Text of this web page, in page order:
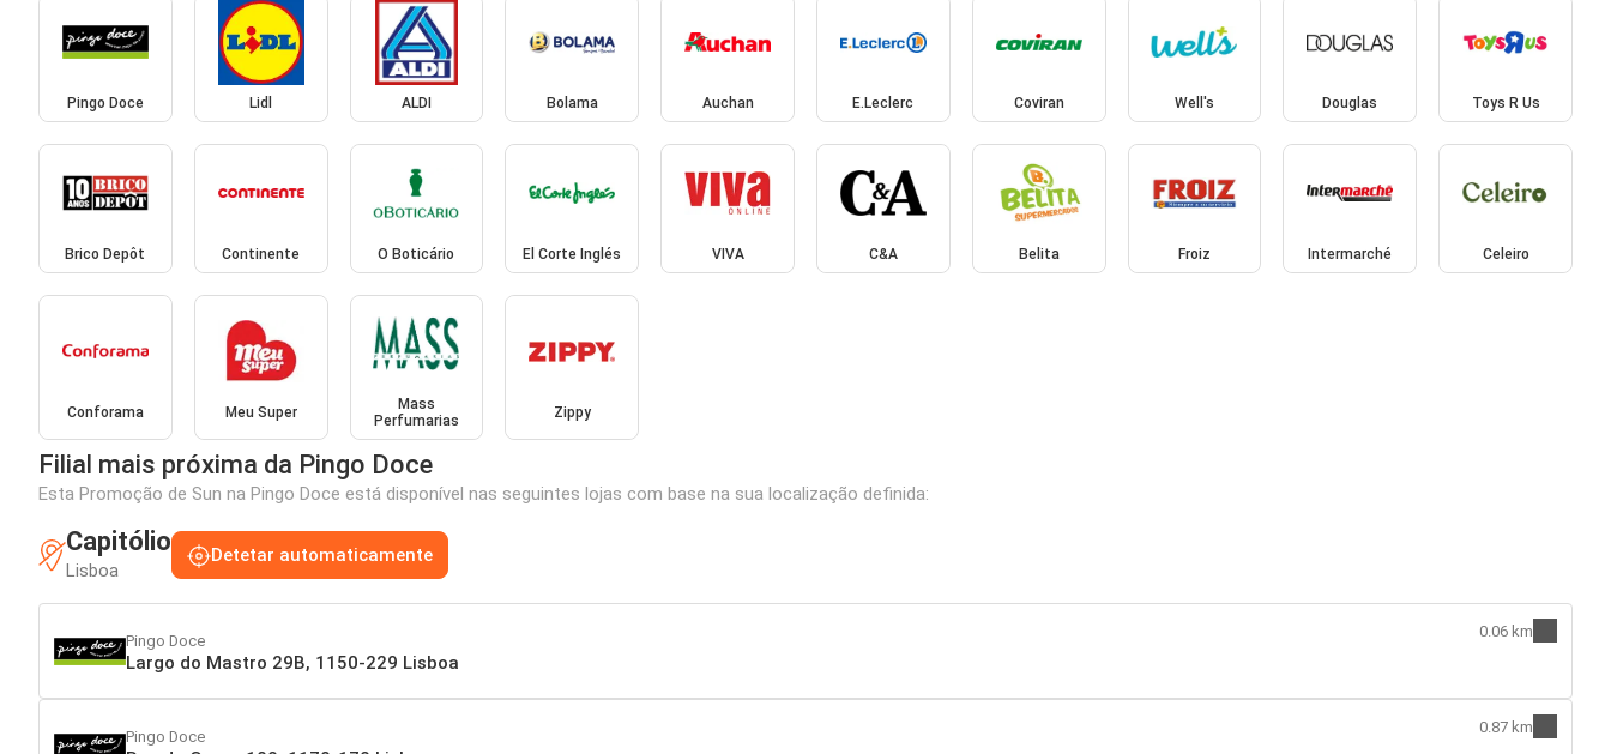
Pingo Doce Lidl ALDI Bolama Auchan E.Leclerc Coviran Well's Douglas Toys R Us
Brico Depôt Continente O Boticário El Corte Inglés VIVA C&A Belita Froiz Intermarché Celeiro
Conforama Meu Super
Mass
Perfumarias
Zippy
Filial mais próxima da Pingo Doce
Esta Promoção de Sun na Pingo Doce está disponível nas seguintes lojas com base na sua localização definida:
Capitólio
Lisboa
Detetar automaticamente
Pingo Doce
Largo do Mastro 29B, 1150-229 Lisboa
0.06 km
Pingo Doce
0.87 km